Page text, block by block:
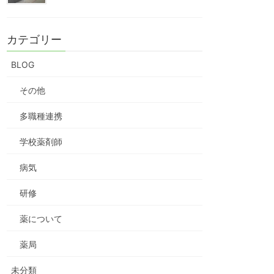
カテゴリー
BLOG
その他
多職種連携
学校薬剤師
病気
研修
薬について
薬局
未分類